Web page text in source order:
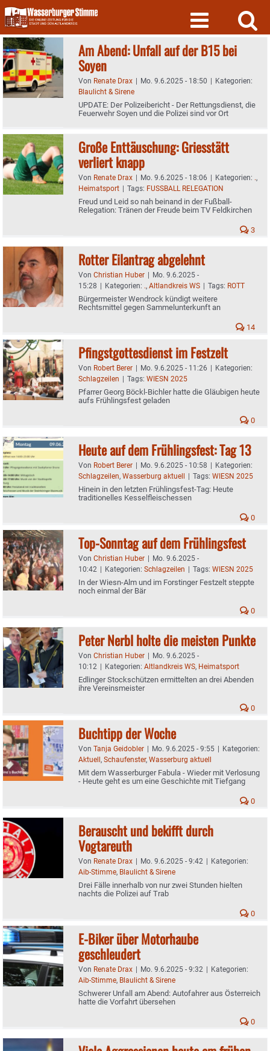
Skip
to
content
Am Abend: Unfall auf der B15 bei
Soyen
Von Renate Drax | Mo. 9.6.2025 - 18:50 | Kategorien:
Blaulicht & Sirene
UPDATE: Der Polizeibericht - Der Rettungsdienst, die
Feuerwehr Soyen und die Polizei sind vor Ort
Große Enttäuschung: Griesstätt
verliert knapp
Von Renate Drax | Mo. 9.6.2025 - 18:06 | Kategorien: .,
Heimatsport | Tags: FUSSBALL RELEGATION
Freud und Leid so nah beinand in der Fußball-
Relegation: Tränen der Freude beim TV Feldkirchen
3
Rotter Eilantrag abgelehnt
Von Christian Huber | Mo. 9.6.2025 -
15:28 | Kategorien: ., Altlandkreis WS | Tags: ROTT
Bürgermeister Wendrock kündigt weitere
Rechtsmittel gegen Sammelunterkunft an
14
Pfingstgottesdienst im Festzelt
Von Robert Berer | Mo. 9.6.2025 - 11:26 | Kategorien:
Schlagzeilen | Tags: WIESN 2025
Pfarrer Georg Böckl-Bichler hatte die Gläubigen heute
aufs Frühlingsfest geladen
0
Heute auf dem Frühlingsfest: Tag 13
Von Robert Berer | Mo. 9.6.2025 - 10:58 | Kategorien:
Schlagzeilen, Wasserburg aktuell | Tags: WIESN 2025
Hinein in den letzten Frühlingsfest-Tag: Heute
traditionelles Kesselfleischessen
0
Top-Sonntag auf dem Frühlingsfest
Von Christian Huber | Mo. 9.6.2025 -
10:42 | Kategorien: Schlagzeilen | Tags: WIESN 2025
In der Wiesn-Alm und im Forstinger Festzelt steppte
noch einmal der Bär
0
Peter Nerbl holte die meisten Punkte
Von Christian Huber | Mo. 9.6.2025 -
10:12 | Kategorien: Altlandkreis WS, Heimatsport
Edlinger Stockschützen ermittelten an drei Abenden
ihre Vereinsmeister
0
Buchtipp der Woche
Von Tanja Geidobler | Mo. 9.6.2025 - 9:55 | Kategorien:
Aktuell, Schaufenster, Wasserburg aktuell
Mit dem Wasserburger Fabula - Wieder mit Verlosung
- Heute geht es um eine Geschichte mit Tiefgang
0
Berauscht und bekifft durch
Vogtareuth
Von Renate Drax | Mo. 9.6.2025 - 9:42 | Kategorien:
Aib-Stimme, Blaulicht & Sirene
Drei Fälle innerhalb von nur zwei Stunden hielten
nachts die Polizei auf Trab
0
E-Biker über Motorhaube
geschleudert
Von Renate Drax | Mo. 9.6.2025 - 9:32 | Kategorien:
Aib-Stimme, Blaulicht & Sirene
Schwerer Unfall am Abend: Autofahrer aus Österreich
hatte die Vorfahrt übersehen
0